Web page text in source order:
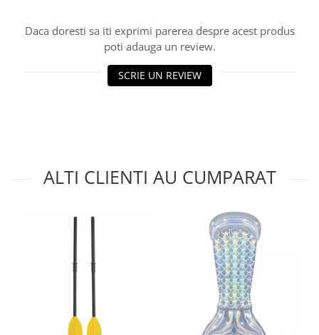
Daca doresti sa iti exprimi parerea despre acest produs
poti adauga un review.
SCRIE UN REVIEW
ALTI CLIENTI AU CUMPARAT